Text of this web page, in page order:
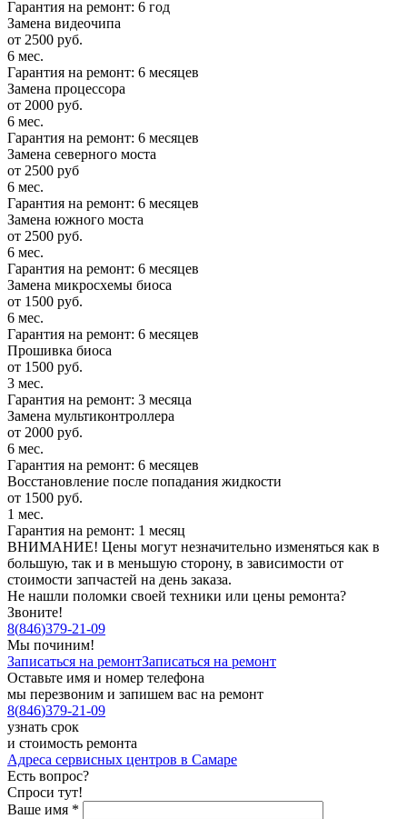
Гарантия на ремонт: 6 год
Замена видеочипа
от 2500 руб.
6 мес.
Гарантия на ремонт: 6 месяцев
Замена процессора
от 2000 руб.
6 мес.
Гарантия на ремонт: 6 месяцев
Замена северного моста
от 2500 руб
6 мес.
Гарантия на ремонт: 6 месяцев
Замена южного моста
от 2500 руб.
6 мес.
Гарантия на ремонт: 6 месяцев
Замена микросхемы биоса
от 1500 руб.
6 мес.
Гарантия на ремонт: 6 месяцев
Прошивка биоса
от 1500 руб.
3 мес.
Гарантия на ремонт: 3 месяца
Замена мультиконтроллера
от 2000 руб.
6 мес.
Гарантия на ремонт: 6 месяцев
Восстановление после попадания жидкости
от 1500 руб.
1 мес.
Гарантия на ремонт: 1 месяц
ВНИМАНИЕ! Цены могут незначительно изменяться как в
большую, так и в меньшую сторону, в зависимости от
стоимости запчастей на день заказа.
Не нашли поломки своей техники или цены ремонта?
Звоните!
8(846)379-21-09
Мы починим!
Записаться на ремонтЗаписаться на ремонт
Оставьте имя и номер телефона
мы перезвоним и запишем вас на ремонт
8(846)379-21-09
узнать срок
и стоимость ремонта
Адреса сервисных центров в Самаре
Есть вопрос?
Спроси тут!
Ваше имя *